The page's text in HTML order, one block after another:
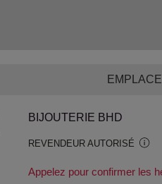
BIJOUTERIE BHD
REVENDEUR AUTORISÉ
Appelez pour confirmer les